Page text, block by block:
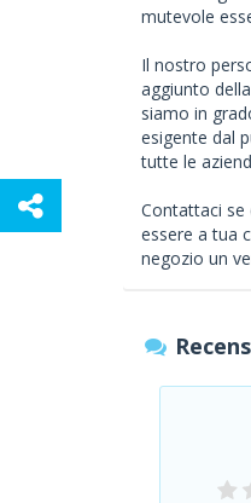
mutevole
Il nostro
aggiunto
siamo in
esigente dal
tutte le
Contattaci
essere a tua
negozio un